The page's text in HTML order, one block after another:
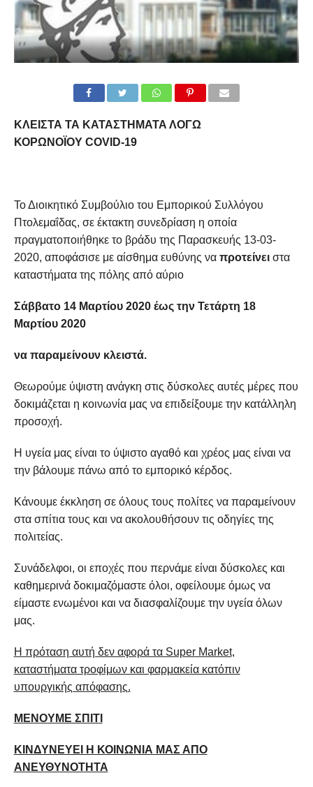
ΚΛΕΙΣΤΑ ΤΑ ΚΑΤΑΣΤΗΜΑΤΑ ΛΟΓΩ
ΚΟΡΩΝΟΪΟΥ COVID-19
Το Διοικητικό Συμβούλιο του Εμπορικού Συλλόγου
Πτολεμαΐδας, σε έκτακτη συνεδρίαση η οποία
πραγματοποιήθηκε το βράδυ της Παρασκευής 13-03-
2020, αποφάσισε με αίσθημα ευθύνης να προτείνειστα
καταστήματα της πόλης από αύριο
Σάββατο 14 Μαρτίου 2020 έως την Τετάρτη 18
Μαρτίου 2020
να παραμείνουν κλειστά.
Θεωρούμε ύψιστη ανάγκη στις δύσκολες αυτές μέρες που
δοκιμάζεται η κοινωνία μας να επιδείξουμε την κατάλληλη
προσοχή.
Η υγεία μας είναι το ύψιστο αγαθό και χρέος μας είναι να
την βάλουμε πάνω από το εμπορικό κέρδος.
Κάνουμε έκκληση σε όλους τους πολίτες να παραμείνουν
στα σπίτια τους και να ακολουθήσουν τις οδηγίες της
πολιτείας.
Συνάδελφοι, οι εποχές που περνάμε είναι δύσκολες και
καθημερινά δοκιμαζόμαστε όλοι, οφείλουμε όμως να
είμαστε ενωμένοι και να διασφαλίζουμε την υγεία όλων
μας.
Η πρόταση αυτή δεν αφορά τα SuperMarket,
καταστήματα τροφίμων και φαρμακεία κατόπιν
υπουργικής απόφασης.
ΜΕΝΟΥΜΕ ΣΠΙΤΙ
ΚΙΝΔΥΝΕΥΕΙ Η ΚΟΙΝΩΝΙΑ ΜΑΣ ΑΠΟ
ΑΝΕΥΘΥΝΟΤΗΤΑ